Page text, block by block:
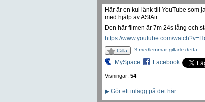
Här är en kul länk till YouTube som
med hjälp av ASIAir.
Den här filmen är 7m 24s lång och
https://www.youtube.com/
Gilla 3 medlemmar gillade detta
MySpace Facebook
Visningar: 54
▶Gör ett inlägg på det här